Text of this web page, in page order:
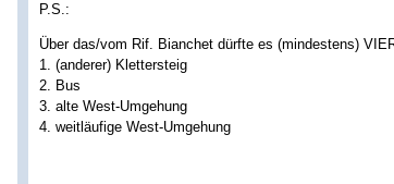
P.S.:
Über das/vom Rif. Bianchet dürfte es (mindestens)
1. (anderer) Klettersteig
2. Bus
3. alte West-Umgehung
4. weitläufige West-Umgehung